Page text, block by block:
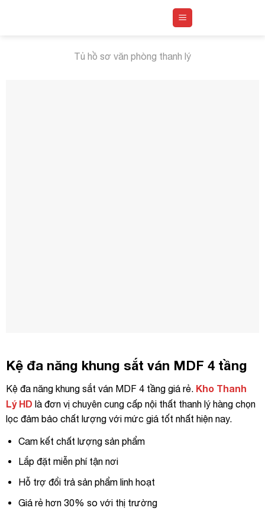
Tủ hồ sơ văn phòng thanh lý
Kệ đa năng khung sắt ván MDF 4 tầng
Kệ đa năng khung sắt ván MDF 4 tầng giá rẻ. Kho Thanh
Lý HD là đơn vị chuyên cung cấp nội thất thanh lý hàng chọn
lọc đảm bảo chất lượng với mức giá tốt nhất hiện nay.
Cam kết chất lượng sản phẩm
Lắp đặt miễn phí tận nơi
Hỗ trợ đổi trả sản phẩm linh hoạt
Giá rẻ hơn 30% so với thị trường